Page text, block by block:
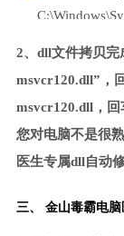
2、dll文件拷贝完
msvcr120.dll”，
msvcr120.dll，
您对电脑不是很
医生专属dll自动
三、 金山毒霸电脑